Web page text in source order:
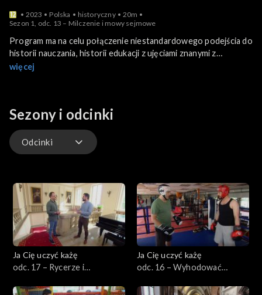
2023 Polska historyczny
20m
Sezon 1, odc. 13 – Milczenie i mowy sejmowe
Program ma na celu połączenie niestandardowego podejścia do
historii nauczania, historii edukacji z ujęciami znanymi z
opracowań dotyczących historii wychowania.
więcej
Sezony i odcinki
Odcinki
Ja Cię uczyć każę
odc. 17 – Rycerze i
Ja Cię uczyć każę
odc. 16 – Wyhodować